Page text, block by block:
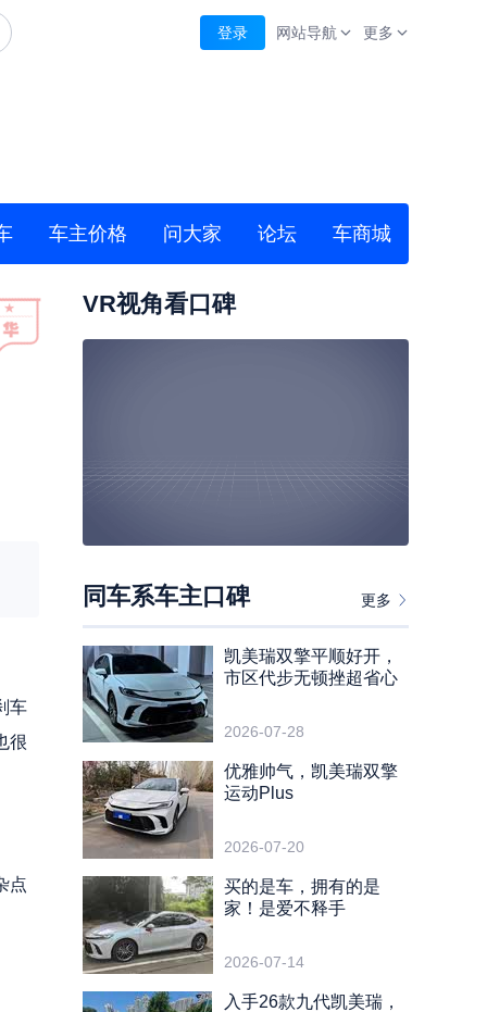
登录 网站导航 更多
车主价格 问大家 论坛 车商城
车
很
点
VR视角看口碑
同车系车主口碑 更多
凯美瑞双擎平顺好开，
市区代步无顿挫超省心
2026-07-28
优雅帅气，凯美瑞双擎
运动Plus
2026-07-20
买的是车，拥有的是
家！是爱不释手
2026-07-14
入手26款九代凯美瑞，